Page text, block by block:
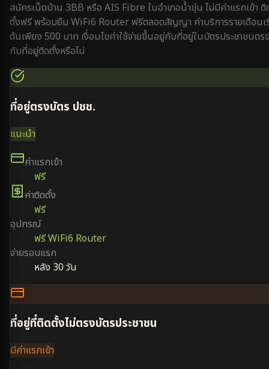
สมัครเน็ตบ้าน 3BB หรือ AIS Fibre ในอำเภอน้ำขุ่น ไม่มีค่าแรกเข้า ติ
ตั้งฟรี พร้อมยืม WiFi6 Router ฟรีตลอดสัญญา ค่าบริการรายเดือนเ
ต้นเพียง 500 บาท เงื่อนไขค่าใช้จ่ายขึ้นอยู่กับที่อยู่ในบัตรประชาชนตร
กับที่อยู่ติดตั้งหรือไม่
ที่อยู่ตรงบัตร ปชช.
แนะนำ
ค่าแรกเข้า
ฟรี
ค่าติดตั้ง
ฟรี
อุปกรณ์
ฟรี WiFi6 Router
จ่ายรอบแรก
หลัง 30 วัน
ที่อยู่ที่ติดตั้งไม่ตรงบัตรประชาชน
มีค่าแรกเข้า